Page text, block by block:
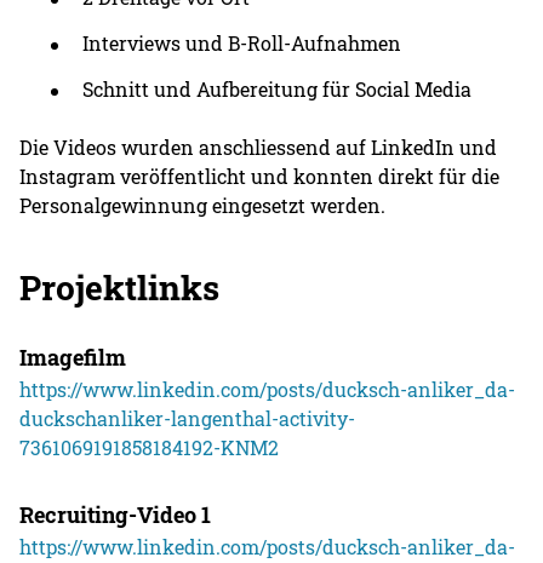
Interviews und B-Roll-Aufnahmen
Schnitt und Aufbereitung für Social Media
Die Videos wurden anschliessend auf LinkedIn und
Instagram veröffentlicht und konnten direkt für die
Personalgewinnung eingesetzt werden.
Projektlinks
Imagefilm
https://www.linkedin.com/posts/ducksch-anliker_da-
duckschanliker-langenthal-activity-
7361069191858184192-KNM2
Recruiting-Video 1
https://www.linkedin.com/posts/ducksch-anliker_da-